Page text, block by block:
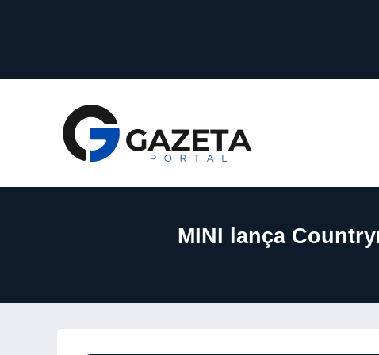
MINI lança